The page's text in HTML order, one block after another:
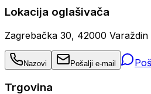
Lokacija oglašivača
Zagrebačka 30, 42000 Varaždin
Nazovi Pošalji e-mail
Trgovina